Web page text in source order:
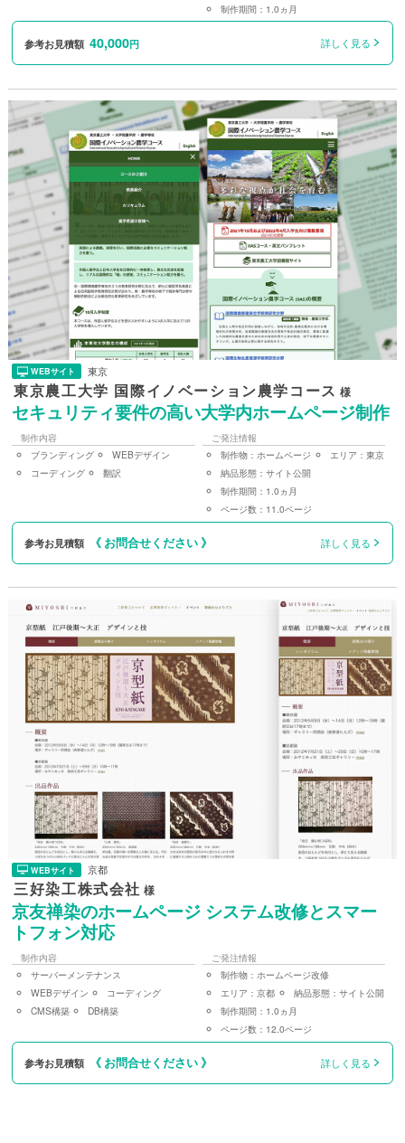
制作期間： 1.0ヵ月
参考お見積額 40,000円 詳しく見る
WEBサイト 東京
東京農工大学 国際イノベーション農学コース 様
セキュリティ要件の高い大学内ホームページ制作
制作内容
ブランディング
WEBデザイン
コーディング
翻訳
ご発注情報
制作物：ホームページ エリア： 東京
納品形態：サイト公開
制作期間： 1.0ヵ月
ページ数： 11.0ページ
参考お見積額 《 お問合せください 》 詳しく見る
WEBサイト 京都
三好染工株式会社 様
京友禅染のホームページ システム改修とスマー
トフォン対応
制作内容
サーバーメンテナンス
WEBデザイン
コーディング
CMS構築
DB構築
ご発注情報
制作物： ホームページ改修
エリア：京都 納品形態： サイト公開
制作期間： 1.0ヵ月
ページ数： 12.0ページ
参考お見積額 《 お問合せください 》 詳しく見る